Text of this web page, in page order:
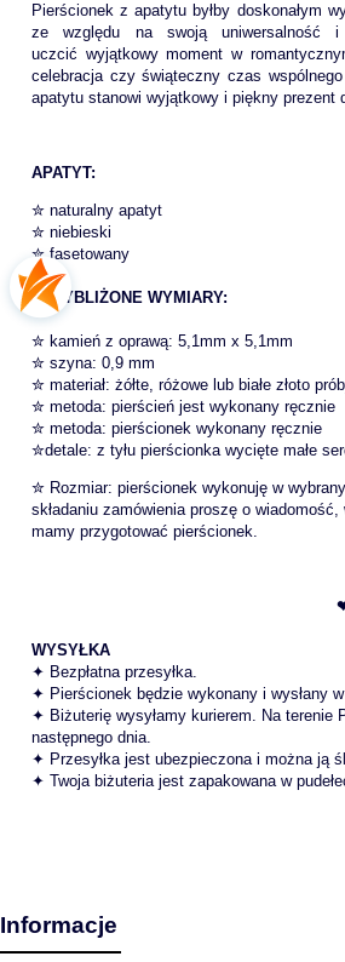
Pierścionek z apatytu byłby doskonałym
ze względu na swoją uniwersalność
uczcić wyjątkowy moment w
celebracja czy świąteczny czas
apatytu stanowi wyjątkowy i piękny prezent
APATYT:
✮ naturalny apatyt
✮ niebieski
✮ fasetowany
PRZYBLIŻONE WYMIARY:
✮ kamień z oprawą: 5,1mm x 5,1mm
✮ szyna: 0,9 mm
✮ materiał: żółte, różowe lub białe złoto
✮ metoda: pierścień jest wykonany ręcznie
✮ metoda: pierścionek wykonany ręcznie
✮detale: z tyłu pierścionka wycięte małe
✮ Rozmiar: pierścionek wykonuję w
składaniu zamówienia proszę o
mamy przygotować pierścionek.
WYSYŁKA
✦ Bezpłatna przesyłka.
✦ Pierścionek będzie wykonany i wysłany
✦ Biżuterię wysyłamy kurierem. Na terenie
następnego dnia.
✦ Przesyłka jest ubezpieczona i można ją
✦ Twoja biżuteria jest zapakowana w
Informacje